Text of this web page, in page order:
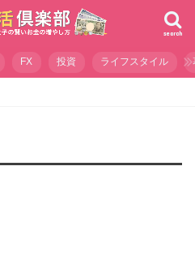
search
FX 投資 ライフスタイル